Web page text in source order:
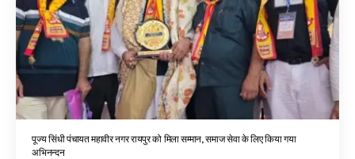
पूज्य सिंधी पंचायत महावीर नगर रायपुर को मिला सम्मान, समाज सेवा के लिए किया गया
अभिनन्दन